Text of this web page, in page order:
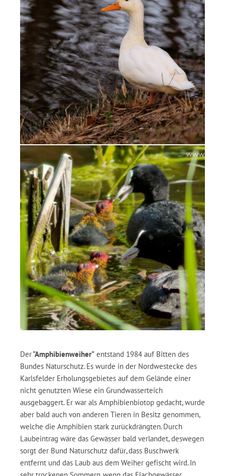
Der"Amphibienweiher" entstand 1984 auf Bitten des
Bundes Naturschutz. Es wurde in der Nordwestecke des
Karlsfelder Erholungsgebietes auf dem Gelände einer
nicht genutzten Wiese ein Grundwasserteich
ausgebaggert. Er war als Amphibienbiotop gedacht, wurde
aber bald auch von anderen Tieren in Besitz genommen,
welche die Amphibien stark zurückdrängten. Durch
Laubeintrag wäre das Gewässer bald verlandet, deswegen
sorgt der Bund Naturschutz dafür, dass Buschwerk
entfernt und das Laub aus dem Weiher gefischt wird. In